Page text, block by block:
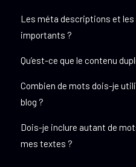
Les méta descriptions et
importants ?
Qu’est-ce que le contenu
Combien de mots dois-je
blog ?
Dois-je inclure autant de
mes textes ?